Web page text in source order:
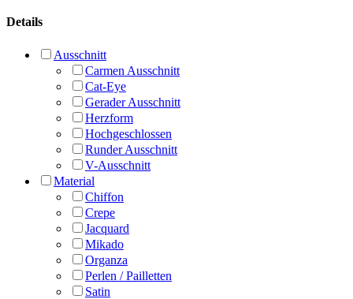
Details
Ausschnitt
Carmen Ausschnitt
Cat-Eye
Gerader Ausschnitt
Herzform
Hochgeschlossen
Runder Ausschnitt
V-Ausschnitt
Material
Chiffon
Crepe
Jacquard
Mikado
Organza
Perlen / Pailletten
Satin